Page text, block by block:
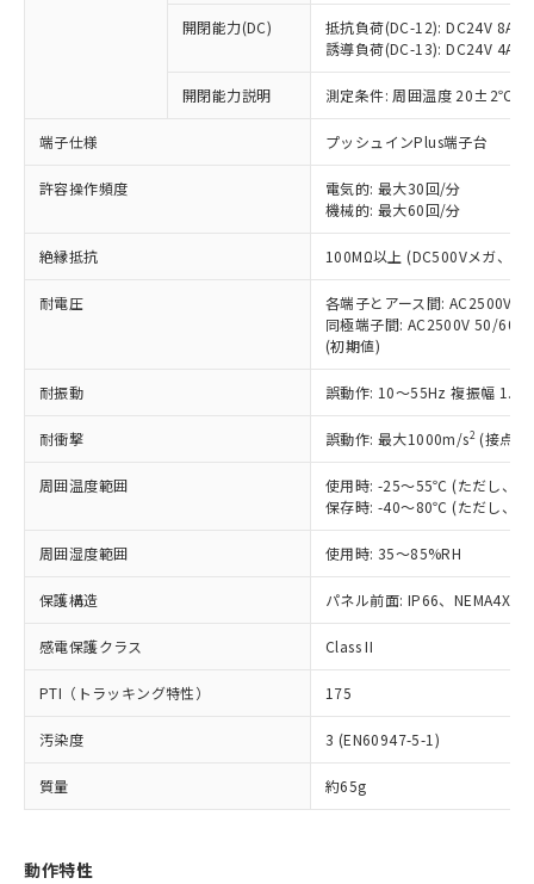
開閉能力(DC)
抵抗負荷(DC-12): DC24V 8A/
誘導負荷(DC-13): DC24V 4A/
開閉能力説明 測定条件: 周囲温度 20±2℃、
端子仕様 プッシュインPlus端子台
許容操作頻度
電気的: 最大30回/分
機械的: 最大60回/分
絶縁抵抗 100MΩ以上 (DC500Vメガ、点
耐電圧
各端子とアース間: AC2500V
同極端子間: AC2500V 50/
(初期値)
耐振動 誤動作: 10～55Hz 複振幅
耐衝撃 誤動作: 最大1000m/s2 (接点
周囲温度範囲
使用時: -25～55℃ (ただし、氷
保存時: -40～80℃ (ただし、氷
周囲湿度範囲 使用時: 35～85%RH
保護構造 パネル前面: IP66、NEMA4X,
感電保護クラス Class II
PTI（トラッキング特性） 175
汚染度 3 (EN60947-5-1)
質量 約65g
動作特性
商品の当社在庫状況および標準価格
(税抜)を提供させていただくもので
当社制御機器事業取扱商品の中には、
本サービスの対象外となる商品もある
ことをご了承ください。
在庫状況および標準価格照会結果は、
記載している更新日時点での社内デー
タに基づき作成されるものであり、閲
覧された時点での実際の在庫および標
準価格とは異なる場合があることをご
正式な納期状況および標準価格はお客
様のお取引先、またはお客様担当のオ
ムロン制御機器販売店・当社販売員に
オムロン制御機器販売店や当社販売拠
販売ネットワーク
」をご確認
在庫状況および標準価格結果を当社の
事前の承諾なく第三者に漏洩または開
示しないようお願いします。
マイパーツ機能（部品リスト作成サー
ビス）をご利用いただくには、I-Web
メンバーズにご登録されている必要が
あります。
お客様が当ウェブサイト上で当社にご
登録された部品リストについて、当社
および当社の共同利用者が、当社の製
品・サービスに関するお客様との取
引・商談に必要な範囲で利用すること
非含有の対応状況を調査中または確認中の
非該当品：ライセンス料など無形物で、有
害物質有無と関係のない商品です。
いたものが、含有品と判明した場合などや
むを得ず変更することがあります。
鉛(Pb) 1000ppm以下、 水銀(Hg) 1000ppm以下、 カド
六価クロム(Cr(Ⅵ)) 1000ppm以下、ポリ臭化ビフェニル
類(PBB) 1000ppm以下、ポリ臭化ジフェニルエーテル類
(PBDE) 1000ppm以下、フタル酸ビス(2-エチルヘキシ
ル) (DEHP)(別名：DOP) 1000ppm以下、フタル酸ブチ
ルベンジル（BBP） 1000ppm以下、フタル酸ジブチル
（DBP） 1000ppm以下、フタル酸ジイソブチル
但し、RoHS指令で産業用監視および制御機器に対する
図的な使用がないことを確認しています。
部品在庫の切り替え状況などにより、予定
月が前後することがあります。
※3 非含有証明書ダウンロード
下記の非含有証明書をダウンロードするこ
EU RoHS指令（10物質）の非含有証明書
「○」：最大均質材料含有率が中国RoHSの
基準値以下であることを示します。
「×」：最大均質材料含有率が中国RoHSの
基準値を超えていることを示します。
い合わせください。
*中国RoHS10物質の基準値 (GB/T26572)：
Pb(鉛) :1000ppm、 Hg(水銀) : 1000ppm、 Cd(カドミウ
ム) : 100ppm、
Cr(Ⅵ)(六価クロム) : 1000ppm、 PBBs(ポリ臭化ビフェ
ニル類) : 1000ppm、 PBDEs(ポリ臭化ジフェニルエーテ
DBP(フタル酸ジブチル) : 1000ppm、 DIBP(フタル酸ジ
イソブチル) : 1000ppm、 BBP(フタル酸ブチルベンジ
DEHP(フタル酸ビス(2-エチルヘキシル)) : 1000ppm
「ｅ」：有害物質（10物質）のすべてが基
準値以下であることを示します。
「10」：通常の使用状況下において有害物
質が外部に漏えいし、環境に深刻な影響を
及ぼさない年数を意味します。
「－」：未確認です。当社販売部門へお問
当社は、これら貴社製品のうち、外国
為替および外国貿易法に定める商品
（以下｢規制貨物等」という）を輸出
または国外への提供する場合は、日本
国政府の輸出許可(または役務取引許
可)を取得するなどの必要な手続きを
当社は規制貨物を破棄する場合は、完
全に破砕するなど、違法に輸出されな
いよう必要な手段を講じます。
当社は貴社製品を、核兵器、ミサイ
ル、化学兵器、生物兵器またはその他
武器並びにこれらの製造装置等に一切
当社は、貴社製品を第三者に販売する
場合は、上記1、2および3の内容を当
該第三者に通知します。また当社は、
販売先および販売に係わる関係者が違
法に輸出するおそれがある場合は、取
り引きをいたしません。
キャンセル
一定数以上の在庫あり
一定数には満たないが在庫あり
在庫なし(最新の在庫状況につ
いては、お客様のお取引先、ま
たはお客様担当のオムロン制御
機器販売店・当社販売員にご確
受注生産機種、また在庫状況の
情報を公開していない機種